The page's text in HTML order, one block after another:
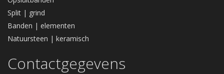
Split | grind
Banden | elementen
Natuursteen | keramisch
Contactgegevens